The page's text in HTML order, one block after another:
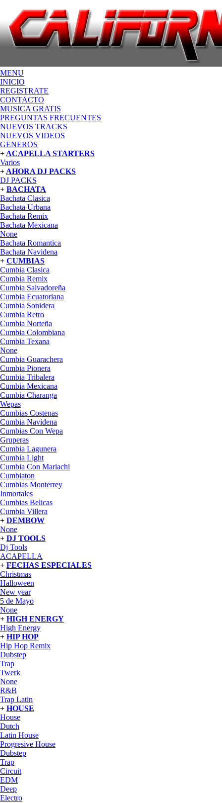
MENU
INICIO
REGISTRATE
CONTACTO
MUSICA GRATIS
PREGUNTAS FRECUENTES
NUEVOS TRACKS
NUEVOS VIDEOS
GENEROS
+ ACAPELLA STARTERS
Varios
+ AHORA DJ PACKS
DJ PACKS
+ BACHATA
Bachata Clasica
Bachata Urbana
Bachata Remix
Bachata Mexicana
None
Bachata Romantica
Bachata Navidena
+ CUMBIAS
Cumbia Clasica
Cumbia Remix
Cumbia Salvadoreña
Cumbia Ecuatoriana
Cumbia Sonidera
Cumbia Retro
Cumbia Norteña
Cumbia Colombiana
Cumbia Texana
None
Cumbia Guarachera
Cumbia Pionera
Cumbia Tribalera
Cumbia Mexicana
Cumbia Charanga
Wepas
Cumbias Costenas
Cumbia Navidena
Cumbias Con Wepa
Gruperas
Cumbia Lagunera
Cumbia Light
Cumbia Con Mariachi
Cumbiaton
Cumbias Monterrey
Inmortales
Cumbias Belicas
Cumbia Villera
+ DEMBOW
None
+ DJ TOOLS
Dj Tools
ACAPELLA
+ FECHAS ESPECIALES
Christmas
Halloween
New year
5 de Mayo
None
+ HIGH ENERGY
High Energy
+ HIP HOP
Hip Hop Remix
Dubstep
Trap
Twerk
None
R&B
Trap Latin
+ HOUSE
House
Dutch
Latin House
Progresive House
Dubstep
Trap
Circuit
EDM
Deep
Electro